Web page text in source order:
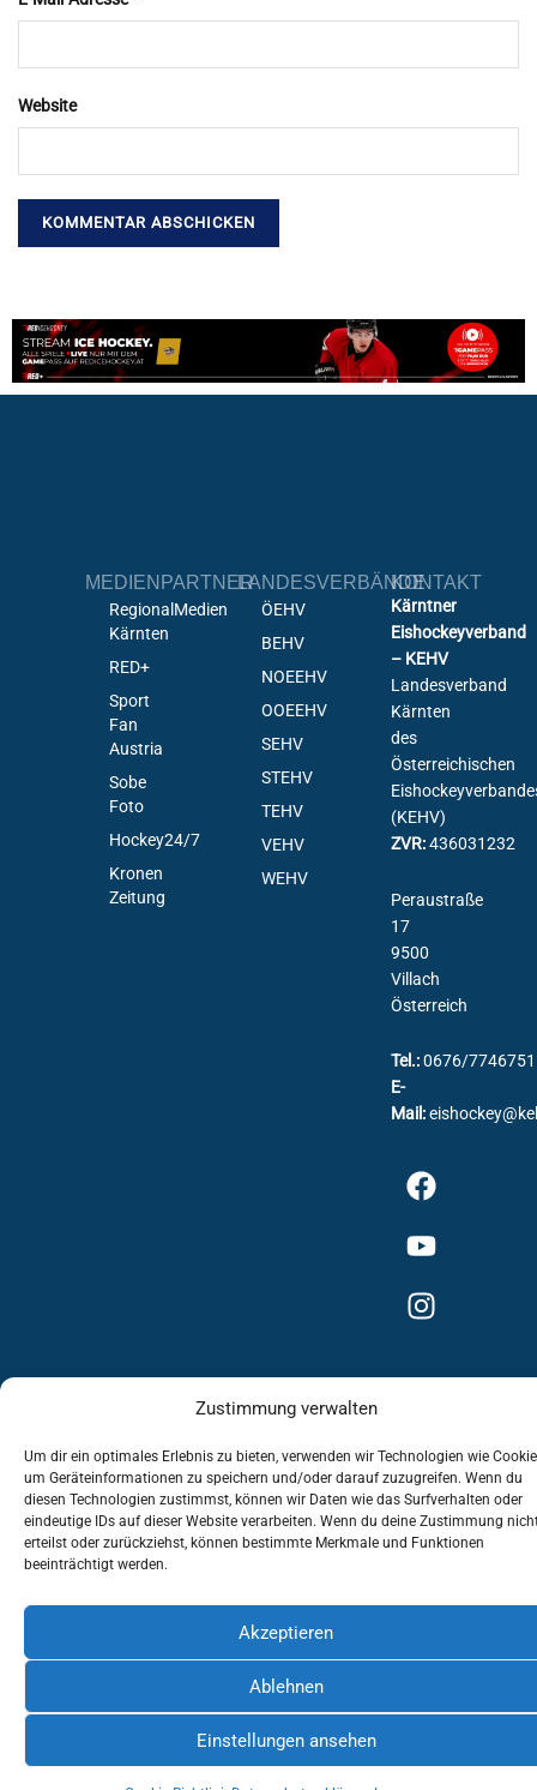
Zustimmung verwalten
Um dir ein optimales Erlebnis zu bieten, verwenden wir Technologien wie
um Geräteinformationen zu speichern und/oder darauf zuzugreifen. Wenn du
diesen Technologien zustimmst, können wir Daten wie das Surfverhalten oder
eindeutige IDs auf dieser Website verarbeiten. Wenn du deine Zustimmung
erteilst oder zurückziehst, können bestimmte Merkmale und Funktionen
beeinträchtigt werden.
Akzeptieren
Ablehnen
Einstellungen ansehen
Website
MEDIENPARTNER
RegionalMedien
Kärnten
RED+
Sport
Fan
Austria
Sobe
Foto
Hockey24/7
Kronen
Zeitung
LANDESVERBÄNDE
ÖEHV
BEHV
NOEEHV
OOEEHV
SEHV
STEHV
TEHV
VEHV
WEHV
KONTAKT
Kärntner
Eishockeyverband
– KEHV
Landesverband
Kärnten
des
Österreichischen
(KEHV)
ZVR:436031232
Peraustraße
17
9500
Villach
Österreich
Tel.:0676/7746751
E-
Mail:
Cookie-Richtlinie (EU)